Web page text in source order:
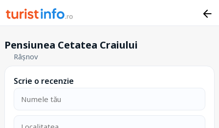
Pensiunea Cetatea Craiului
Râșnov
Scrie o recenzie